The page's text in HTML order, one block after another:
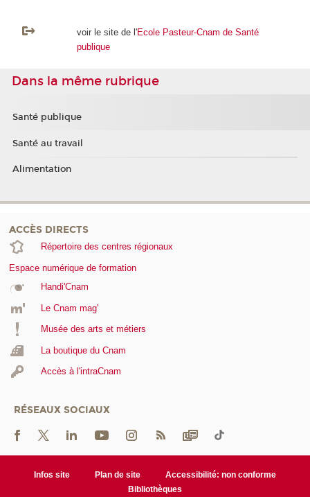
voir le site de l'Ecole Pasteur-Cnam de Santé
publique
Dans la même rubrique
Santé publique
Santé au travail
Alimentation
ACCÈS DIRECTS
Répertoire des centres régionaux
Espace numérique de formation
Handi'Cnam
Le Cnam mag'
Musée des arts et métiers
La boutique du Cnam
Accès à l'intraCnam
RÉSEAUX SOCIAUX
Infos site Plan de site
Accessibilité: non conforme
Bibliothèques